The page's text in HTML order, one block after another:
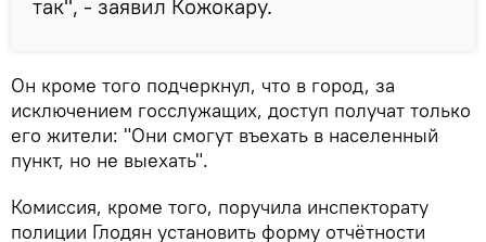
так", - заявил Кожокару.
Он кроме того подчеркнул, что в город, за
исключением госслужащих, доступ получат только
его жители: "Они смогут въехать в населенный
пункт, но не выехать".
Комиссия, кроме того, поручила инспекторату
полиции Глодян установить форму отчётности